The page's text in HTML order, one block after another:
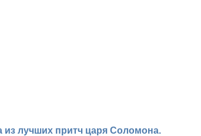
из лучших притч царя Соломона.